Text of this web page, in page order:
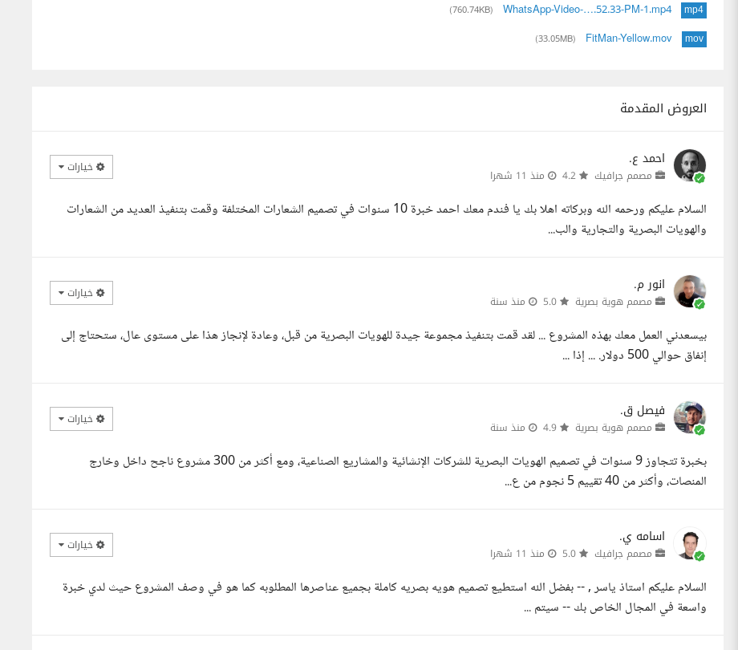
mp4
WhatsApp-Video-….52.33-PM-1.mp4
(760.74KB)
mov
FitMan-Yellow.mov
(33.05MB)
العروض المقدمة
احمد ع.
مصمم جرافيك منذ 11 شهرا خيارات
السلام عليكم ورحمه الله وبركاته اهلا بك يا فندم معك احمد خبرة 10 سنوات في تصميم الشعارات المختلفة وقمت بتنفيذ العديد من الشعارات
والهويات البصرية والتجارية والب...
انور م.
مصمم هوية بصرية منذ سنة خيارات
بيسعدني العمل معك بهذه المشروع ... لقد قمت بتنفيذ مجموعة جيدة للهويات البصرية من قبل، وعادة لإنجاز هذا على مستوى عال، ستحتاج إلى
إنفاق حوالي 500 دولار. ... إذا ...
فيصل ق.
مصمم هوية بصرية منذ سنة خيارات
بخبرة تتجاوز 9 سنوات في تصميم الهويات البصرية للشركات الإنشائية والمشاريع الصناعية، ومع أكثر من 300 مشروع ناجح داخل وخارج
المنصات، وأكثر من 40 تقييم 5 نجوم من ع...
اسامه ي.
مصمم جرافيك منذ 11 شهرا خيارات
السلام عليكم استاذ ياسر , -- بفضل الله استطيع تصميم هويه بصريه كاملة بجميع عناصرها المطلوبه كما هو في وصف المشروع حيث لدي خبرة
واسعة في المجال الخاص بك -- سيتم ...